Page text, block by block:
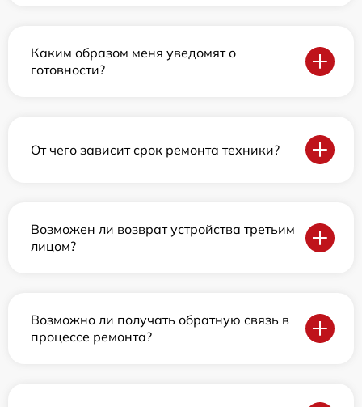
Каким образом меня уведомят о
готовности?
От чего зависит срок ремонта техники?
Возможен ли возврат устройства третьим
лицом?
Возможно ли получать обратную связь в
процессе ремонта?